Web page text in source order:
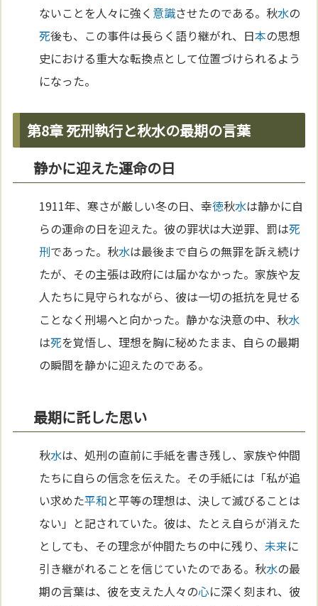
ないことを人々に強く 意識させたのである。秋水の
死後も、この事件は長らく語り継がれ、日本の思想
史における重大な転換点として位置づけられるよう
になった。
第8章 死刑執行と秋水の最期の言葉
静かに迎えた運命の日
1911年、寒さが厳しい冬の日、幸徳秋水は静かに自
らの運命の日を迎えた。彼の罪状は大逆罪、罰は死
刑であった。秋水は最後まで自らの無罪を訴え続け
たが、その主張は政府には届かなかった。家族や友
人たちに見守られながら、彼は一切の抵抗を見せる
ことなく刑場へと向かった。静かな決意の中、秋水
は死を覚悟し、理想を胸に秘めたまま、自らの最期
の瞬間を静かに迎えたのである。
最期に託した思い
秋水は、処刑の直前に手紙を書き残し、家族や仲間
たちに自らの信念を伝えた。その手紙には「私が追
い求めた平和と平等の理想は、決して滅びることは
ない」と記されていた。彼は、たとえ自らが消えた
としても、その理念が仲間たちの中に残り、未来に
引き継がれることを信じていたのである。秋水の最
期の言葉は、彼を支えた人々の心に深く刻まれ、彼